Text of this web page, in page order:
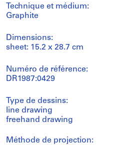
Technique et médium:
Graphite
Dimensions:
sheet: 15.2 x 28.7 cm
Numéro de référence:
DR1987:0429
Type de dessins:
line drawing
freehand drawing
Méthode de projection: